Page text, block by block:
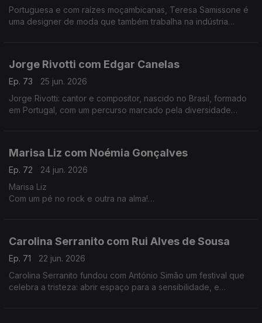
Portuguesa e com raízes moçambicanas, Teresa Samissone é
uma designer de moda que também trabalha na indústria
Jorge Rivotti com Edgar Canelas
Ep. 73
25 jun. 2026
Jorge Rivotti: cantor e compositor, nascido no Brasil, formado
em Portugal, com um percurso marcado pela diversidade
Marisa Liz com Noémia Gonçalves
Ep. 72
24 jun. 2026
Marisa Liz
Com um pé no rock e outra na alma!
Carolina Serranito com Rui Alves de Sousa
Ep. 71
22 jun. 2026
Carolina Serranito fundou com António Simão um festival que
celebra a tristeza: abrir espaço para a sensibilidade, e